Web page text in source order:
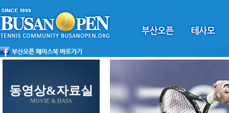
동영상&자료실
MOVIE & DATA